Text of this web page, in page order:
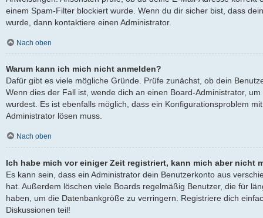
einem Spam-Filter blockiert wurde. Wenn du dir sicher bist, dass
wurde, dann kontaktiere einen Administrator.
Nach oben
Warum kann ich mich nicht anmelden?
Dafür gibt es viele mögliche Gründe. Prüfe zunächst, ob dein
Wenn dies der Fall ist, wende dich an einen Board-Administrator,
wurdest. Es ist ebenfalls möglich, dass ein Konfigurationsproblem
Administrator lösen muss.
Nach oben
Ich habe mich vor einiger Zeit registriert, kann mich aber nicht
Es kann sein, dass ein Administrator dein Benutzerkonto aus
hat. Außerdem löschen viele Boards regelmäßig Benutzer, die für
haben, um die Datenbankgröße zu verringern. Registriere dich
Diskussionen teil!